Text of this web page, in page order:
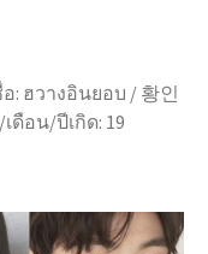
: ฮวางอินยอบ / 황인
ดือน/ปีเกิด: 19